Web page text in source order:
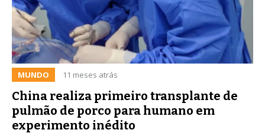
MUNDO 11 meses atrás
China realiza primeiro transplante de
pulmão de porco para humano em
experimento inédito